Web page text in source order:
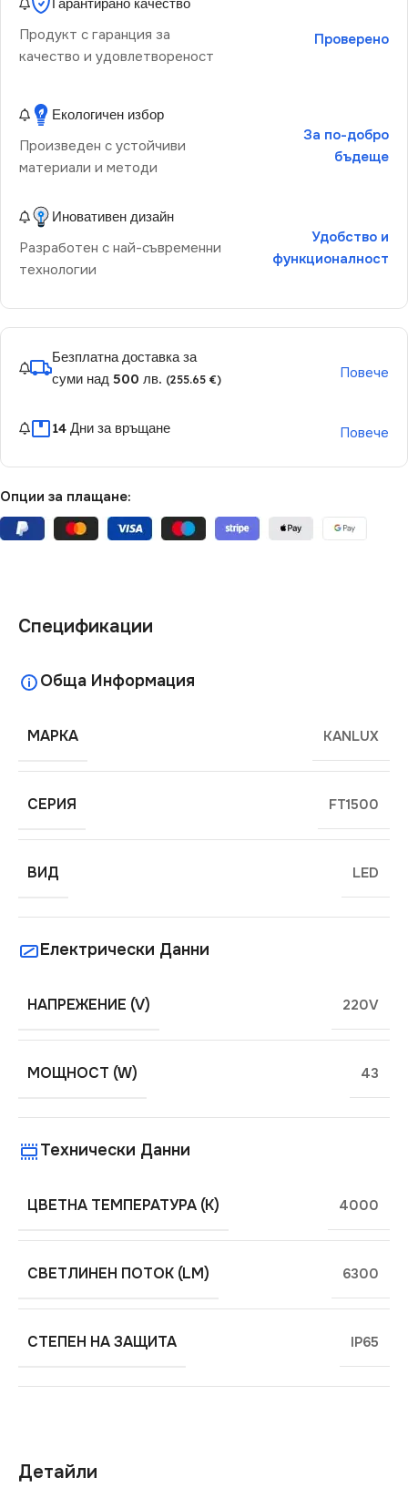
Гарантирано качество
Продукт с гаранция за
качество и удовлетвореност
Проверено
Екологичен избор
Произведен с устойчиви
материали и методи
За по-добро
бъдеще
Иновативен дизайн
Разработен с най-съвременни
технологии
Удобство и
функционалност
Безплатна доставка за
суми над 500 лв. (255.65 €) Повече
14 Дни за връщане Повече
Опции за плащане:
Детайли
Спецификации
Обща Информация
МАРКА KANLUX
СЕРИЯ FT1500
ВИД LED
Електрически Данни
НАПРЕЖЕНИЕ (V) 220V
МОЩНОСТ (W) 43
Технически Данни
ЦВЕТНА ТЕМПЕРАТУРА (K) 4000
СВЕТЛИНЕН ПОТОК (LM) 6300
СТЕПЕН НА ЗАЩИТА IP65